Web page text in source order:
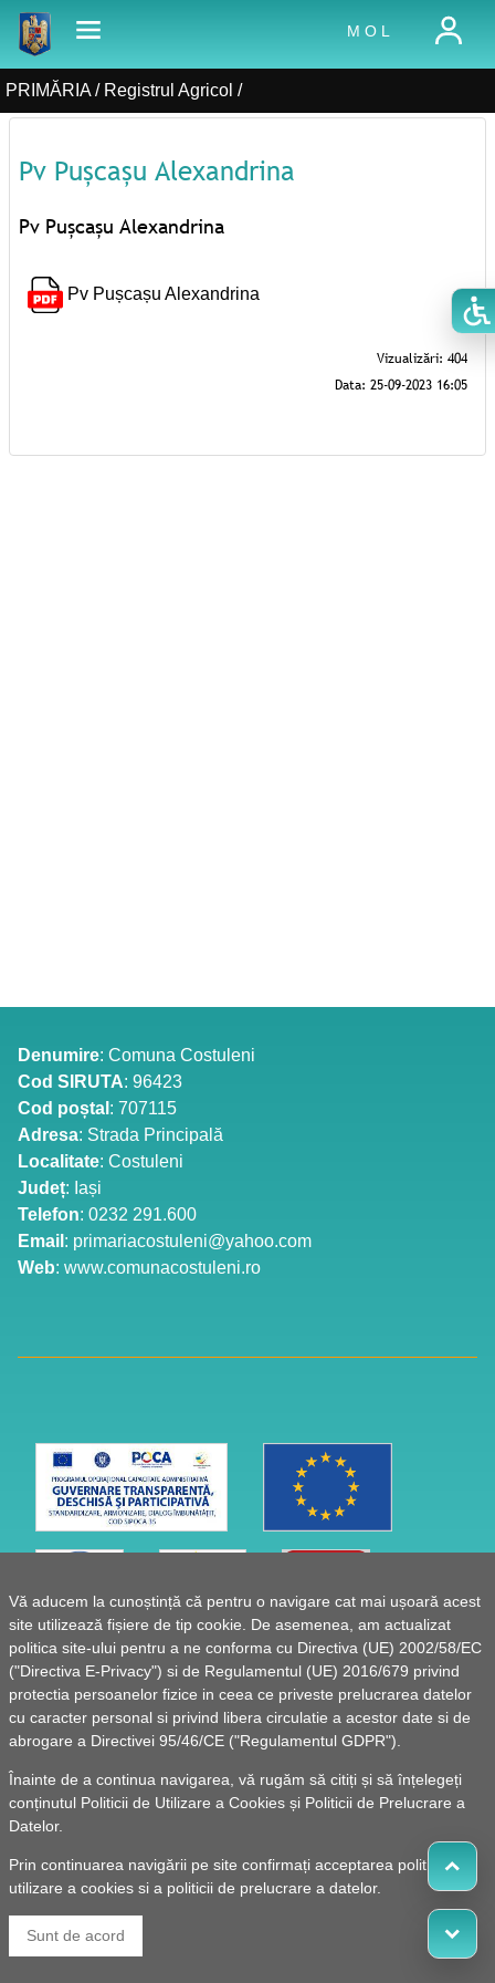
Vă aducem la cunoștință că pentru o navigare cat mai ușoară acest
site utilizează fișiere de tip cookie. De asemenea, am actualizat
politica site-ului pentru a ne conforma cu Directiva (UE) 2002/58/EC
("Directiva E-Privacy") si de Regulamentul (UE) 2016/679 privind
protectia persoanelor fizice in ceea ce priveste prelucrarea datelor
cu caracter personal si privind libera circulatie a acestor date si de
abrogare a Directivei 95/46/CE ("Regulamentul GDPR").
Înainte de a continua navigarea, vă rugăm să citiți și să înțelegeți
conținutul Politicii de Utilizare a Cookies și Politicii de Prelucrare a
Datelor.
Prin continuarea navigării pe site confirmați acceptarea politicii de
utilizare a cookies si a politicii de prelucrare a datelor.
Sunt de acord
M O L
PRIMĂRIA / Registrul Agricol /
Pv Pușcașu Alexandrina
Pv Pușcașu Alexandrina
Pv Pușcașu Alexandrina
Denumire: Comuna Costuleni
Cod SIRUTA: 96423
Cod poștal : 707115
Adresa: Strada Principală
Localitate: Costuleni
Județ: Iași
Telefon: 0232 291.600
Email : primariacostuleni@yahoo.com
Web: www.comunacostuleni.ro
© 2010 -Powered by Pancarpatica Invest
Termeni de